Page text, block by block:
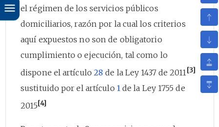
el régimen de los servicios públicos
domiciliarios, razón por la cual los criterios
aquí expuestos no son de obligatorio
cumplimiento o ejecución, tal como lo
dispone el artículo 28 de la Ley 1437 de 2011 [3]
sustituido por el artículo 1 de la Ley 1755 de
2015 [4]